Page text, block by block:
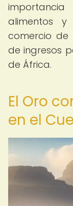
alimentos
comercio
de ingresos
de África.
El Oro
en el